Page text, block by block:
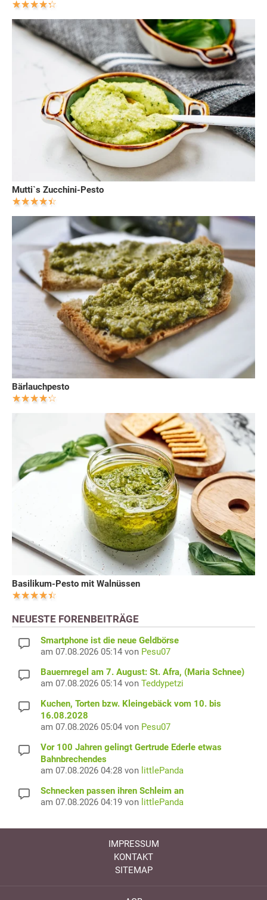
Mutti`s Zucchini-Pesto
Bärlauchpesto
Basilikum-Pesto mit Walnüssen
NEUESTE FORENBEITRÄGE
Smartphone ist die neue Geldbörse
am 07.08.2026 05:14 von Pesu07
Bauernregel am 7. August: St. Afra, (Maria Schnee)
am 07.08.2026 05:14 von Teddypetzi
Kuchen, Torten bzw. Kleingebäck vom 10. bis
16.08.2028
am 07.08.2026 05:04 von Pesu07
Vor 100 Jahren gelingt Gertrude Ederle etwas
Bahnbrechendes
am 07.08.2026 04:28 von littlePanda
Schnecken passen ihren Schleim an
am 07.08.2026 04:19 von littlePanda
IMPRESSUM
KONTAKT
SITEMAP